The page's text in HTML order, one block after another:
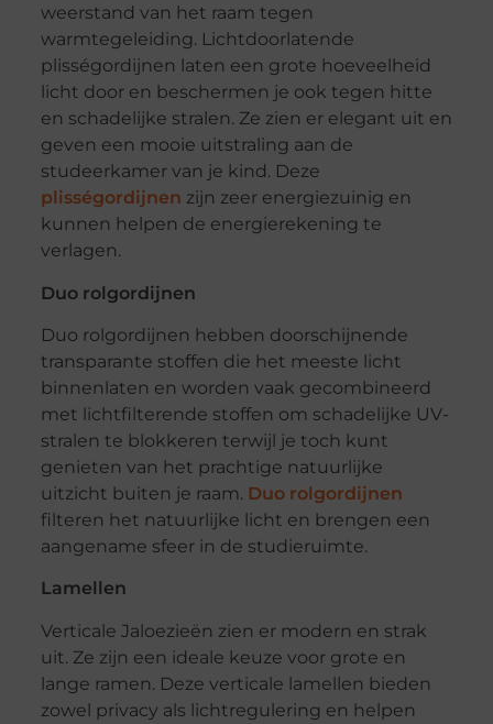
weerstand van het raam tegen
warmtegeleiding. Lichtdoorlatende
plisségordijnen laten een grote hoeveelheid
licht door en beschermen je ook tegen hitte
en schadelijke stralen. Ze zien er elegant uit en
geven een mooie uitstraling aan de
studeerkamer van je kind. Deze
plisségordijnen zijn zeer energiezuinig en
kunnen helpen de energierekening te
verlagen.
Duo rolgordijnen
Duo rolgordijnen hebben doorschijnende
transparante stoffen die het meeste licht
binnenlaten en worden vaak gecombineerd
met lichtfilterende stoffen om schadelijke UV-
stralen te blokkeren terwijl je toch kunt
genieten van het prachtige natuurlijke
uitzicht buiten je raam. Duo rolgordijnen
filteren het natuurlijke licht en brengen een
aangename sfeer in de studieruimte.
Lamellen
Verticale Jaloezieën zien er modern en strak
uit. Ze zijn een ideale keuze voor grote en
lange ramen. Deze verticale lamellen bieden
zowel privacy als lichtregulering en helpen